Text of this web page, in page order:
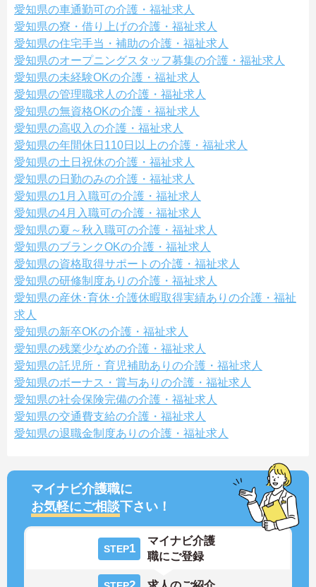
愛知県の車通勤可の介護・福祉求人
愛知県の寮・借り上げの介護・福祉求人
愛知県の住宅手当・補助の介護・福祉求人
愛知県のオープニングスタッフ募集の介護・福祉求人
愛知県の未経験OKの介護・福祉求人
愛知県の管理職求人の介護・福祉求人
愛知県の無資格OKの介護・福祉求人
愛知県の高収入の介護・福祉求人
愛知県の年間休日110日以上の介護・福祉求人
愛知県の土日祝休の介護・福祉求人
愛知県の日勤のみの介護・福祉求人
愛知県の1月入職可の介護・福祉求人
愛知県の4月入職可の介護・福祉求人
愛知県の夏～秋入職可の介護・福祉求人
愛知県のブランクOKの介護・福祉求人
愛知県の資格取得サポートの介護・福祉求人
愛知県の研修制度ありの介護・福祉求人
愛知県の産休･育休･介護休暇取得実績ありの介護・福祉
求人
愛知県の新卒OKの介護・福祉求人
愛知県の残業少なめの介護・福祉求人
愛知県の託児所・育児補助ありの介護・福祉求人
愛知県のボーナス・賞与ありの介護・福祉求人
愛知県の社会保険完備の介護・福祉求人
愛知県の交通費支給の介護・福祉求人
愛知県の退職金制度ありの介護・福祉求人
マイナビ介護職に
お気軽にご相談下さい！
STEP1
マイナビ介護
職にご登録